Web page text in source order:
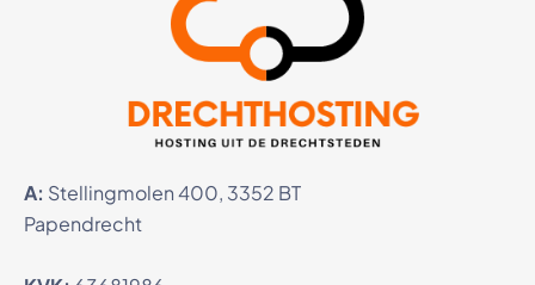
A: Stellingmolen 400, 3352 BT
Papendrecht